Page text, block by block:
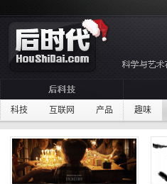
科技 互联网 产品 趣味